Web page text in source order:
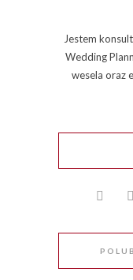
Jestem
Wedding
wesela oraz